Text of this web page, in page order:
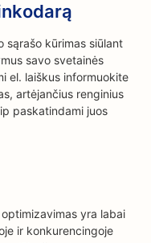
sąrašo kūrimas siūlant
savo svetainės
el. laiškus informuokite
artėjančius renginius
paskatindami juos
yra labai
ir konkurencingoje